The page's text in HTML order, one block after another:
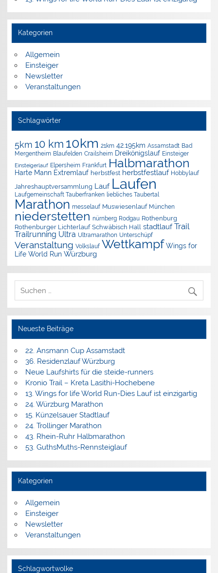
Kategorien
Allgemein
Einsteiger
Newsletter
Veranstaltungen
Schlagwörter
5km 10 km 10km 21km 42.195km Assamstadt Bad
Mergentheim Blaufelden Crailsheim Dreikönigslauf Einsteiger
Einsteigerlauf Elpersheim Frankfurt Halbmarathon
Harte Mann Extremlauf herbstfest herbstfestlauf Hobbylauf
Jahreshauptversammlung Lauf Laufen
Laufgemeinschaft Tauberfranken liebliches Taubertal
Marathon messelauf Muswiesenlauf München
niederstetten nürnberg Rodgau Rothenburg
Rothenburger Lichterlauf Schwäbisch Hall stadtlauf Trail
Trailrunning Ultra Ultramarathon Unterschüpf
Veranstaltung Volkslauf Wettkampf Wings for
Life World Run Würzburg
Neueste Beiträge
22. Ansmann Cup Assamstadt
36. Residenzlauf Würzburg
Neue Laufshirts für die steide-runners
Kronio Trail – Kreta Lasithi-Hochebene
13. Wings for life World Run-Dies Lauf ist einzigartig
24. Würzburg Marathon
15. Künzelsauer Stadtlauf
24. Trollinger Marathon
43. Rhein-Ruhr Halbmarathon
53. GuthsMuths-Rennsteiglauf
Kategorien
Allgemein
Einsteiger
Newsletter
Veranstaltungen
Schlagwortwolke